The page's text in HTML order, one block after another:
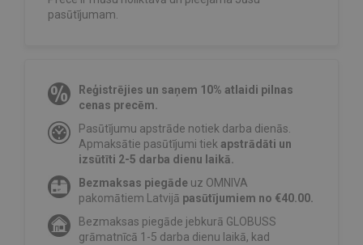
pasūtījumam.
Reģistrējies un saņem 10% atlaidi pilnas
cenas precēm.
Pasūtījumu apstrāde notiek darba dienās.
Apmaksātie pasūtījumi tiek apstrādāti un
izsūtīti 2-5 darba dienu laikā.
Bezmaksas piegāde uz OMNIVA
pakomātiem Latvijā pasūtījumiem no €40.00.
Bezmaksas piegāde jebkurā GLOBUSS
grāmatnīcā 1-5 darba dienu laikā, kad